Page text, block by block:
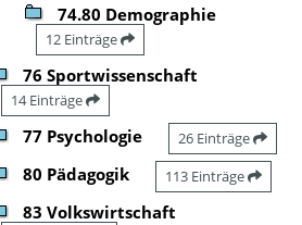
74.80 Demographie
12 Einträge
76 Sportwissenschaft
14 Einträge
77 Psychologie 26 Einträge
80 Pädagogik 113 Einträge
83 Volkswirtschaft